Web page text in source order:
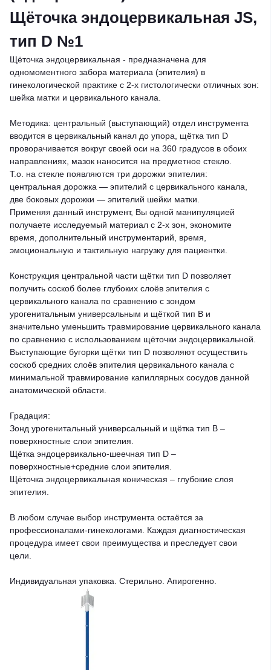
Щёточка эндоцервикальная JS,
тип D №1
Щёточка эндоцервикальная - предназначена для
одномоментного забора материала (эпителия) в
гинекологической практике с 2-х гистологически отличных зон:
шейка матки и цервикального канала.
Методика: центральный (выступающий) отдел инструмента
вводится в цервикальный канал до упора, щётка тип D
проворачивается вокруг своей оси на 360 градусов в обоих
направлениях, мазок наносится на предметное стекло.
Т.о. на стекле появляются три дорожки эпителия:
центральная дорожка ― эпителий с цервикального канала,
две боковых дорожки ― эпителий шейки матки.
Применяя данный инструмент, Вы одной манипуляцией
получаете исследуемый материал с 2-х зон, экономите
время, дополнительный инструментарий, время,
эмоциональную и тактильную нагрузку для пациентки.
Конструкция центральной части щётки тип D позволяет
получить соскоб более глубоких слоёв эпителия с
цервикального канала по сравнению с зондом
урогенитальным универсальным и щёткой тип В и
значительно уменьшить травмирование цервикального канала
по сравнению с использованием щёточки эндоцервикальной.
Выступающие бугорки щётки тип D позволяют осуществить
соскоб средних слоёв эпителия цервикального канала с
минимальной травмирование капиллярных сосудов данной
анатомической области.
Градация:
Зонд урогенитальный универсальный и щётка тип В –
поверхностные слои эпителия.
Щётка эндоцервикально-шеечная тип D –
поверхностные+средние слои эпителия.
Щёточка эндоцервикальная коническая – глубокие слоя
эпителия.
В любом случае выбор инструмента остаётся за
профессионалами-гинекологами. Каждая диагностическая
процедура имеет свои преимущества и преследует свои
цели.
Индивидуальная упаковка. Стерильно. Апирогенно.